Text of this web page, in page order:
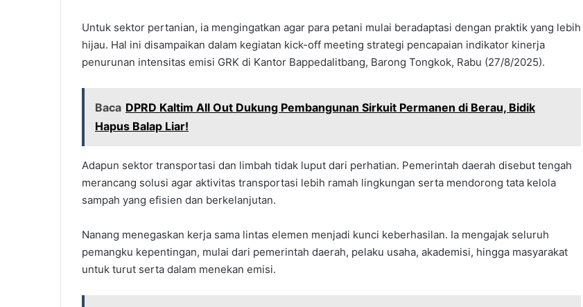
Untuk sektor pertanian, ia mengingatkan agar para petani mulai beradaptasi dengan praktik yang lebih
hijau. Hal ini disampaikan dalam kegiatan kick-off meeting strategi pencapaian indikator kinerja
penurunan intensitas emisi GRK di Kantor Bappedalitbang, Barong Tongkok, Rabu (27/8/2025).
Baca DPRD Kaltim All Out Dukung Pembangunan Sirkuit Permanen di Berau, Bidik
Hapus Balap Liar!
Adapun sektor transportasi dan limbah tidak luput dari perhatian. Pemerintah daerah disebut tengah
merancang solusi agar aktivitas transportasi lebih ramah lingkungan serta mendorong tata kelola
sampah yang efisien dan berkelanjutan.
Nanang menegaskan kerja sama lintas elemen menjadi kunci keberhasilan. Ia mengajak seluruh
pemangku kepentingan, mulai dari pemerintah daerah, pelaku usaha, akademisi, hingga masyarakat
untuk turut serta dalam menekan emisi.